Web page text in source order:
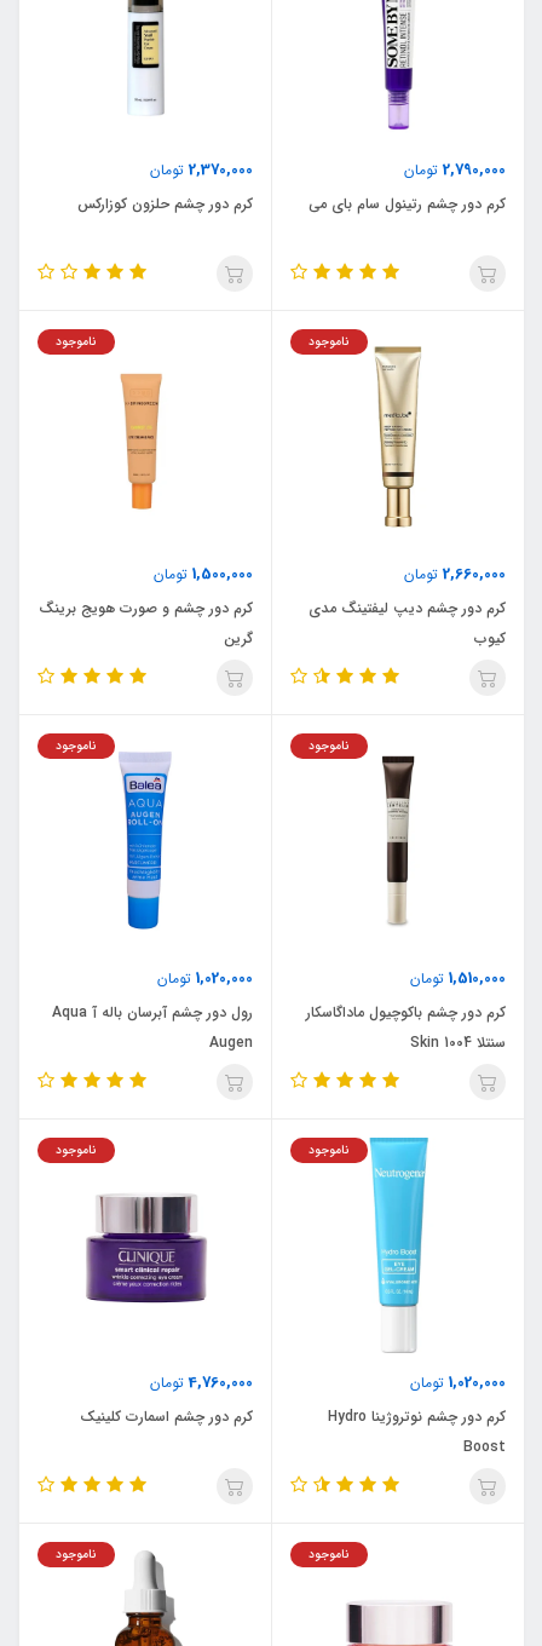
2,790,000 تومان
کرم دور چشم رتینول سام بای می
2,370,000 تومان
کرم دور چشم حلزون کوزارکس
2,660,000 تومان
ناموجود
کرم دور چشم دیپ لیفتینگ مدی
کیوب
1,500,000 تومان
ناموجود
کرم دور چشم و صورت هویج برینگ
گرین
1,510,000 تومان
ناموجود
کرم دور چشم باکوچیول ماداگاسکار
سنتلا Skin 1004
1,020,000 تومان
ناموجود
رول دور چشم آبرسان باله آ Aqua
Augen
1,020,000 تومان
ناموجود
کرم دور چشم نوتروژینا Hydro
Boost
4,760,000تومان
ناموجود
کرم دور چشم اسمارت کلینیک
ناموجود ناموجود